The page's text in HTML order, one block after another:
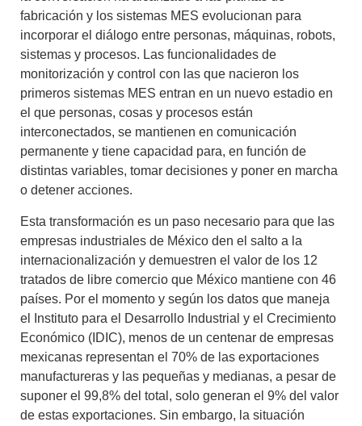
fabricación y los sistemas MES evolucionan para
incorporar el diálogo entre personas, máquinas, robots,
sistemas y procesos. Las funcionalidades de
monitorización y control con las que nacieron los
primeros sistemas MES entran en un nuevo estadio en
el que personas, cosas y procesos están
interconectados, se mantienen en comunicación
permanente y tiene capacidad para, en función de
distintas variables, tomar decisiones y poner en marcha
o detener acciones.
Esta transformación es un paso necesario para que las
empresas industriales de México den el salto a la
internacionalización y demuestren el valor de los 12
tratados de libre comercio que México mantiene con 46
países. Por el momento y según los datos que maneja
el Instituto para el Desarrollo Industrial y el Crecimiento
Económico (IDIC), menos de un centenar de empresas
mexicanas representan el 70% de las exportaciones
manufactureras y las pequeñas y medianas, a pesar de
suponer el 99,8% del total, solo generan el 9% del valor
de estas exportaciones. Sin embargo, la situación